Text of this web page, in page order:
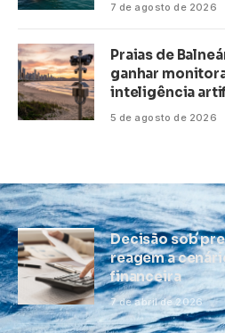
7 de agosto de 2026
Praias de
ganhar
inteligência
5 de agosto de 2026
Decisão sob
reagem a
financeira
7 de abril de 2026